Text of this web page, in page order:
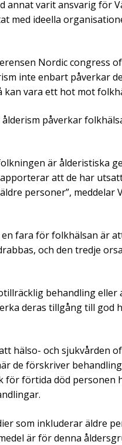
annat varit ansvarig för
med ideella
Nordic congress
inte enbart påverkar
vara ett hot mot
påverkar
är ålderistiska
att de har
personer”,
fara för folkhälsan är
och den tredje
behandling
deras tillgång till god
hälso- och sjukvården
de förskriver
för förtida död
som inkluderar äldre
är för denna